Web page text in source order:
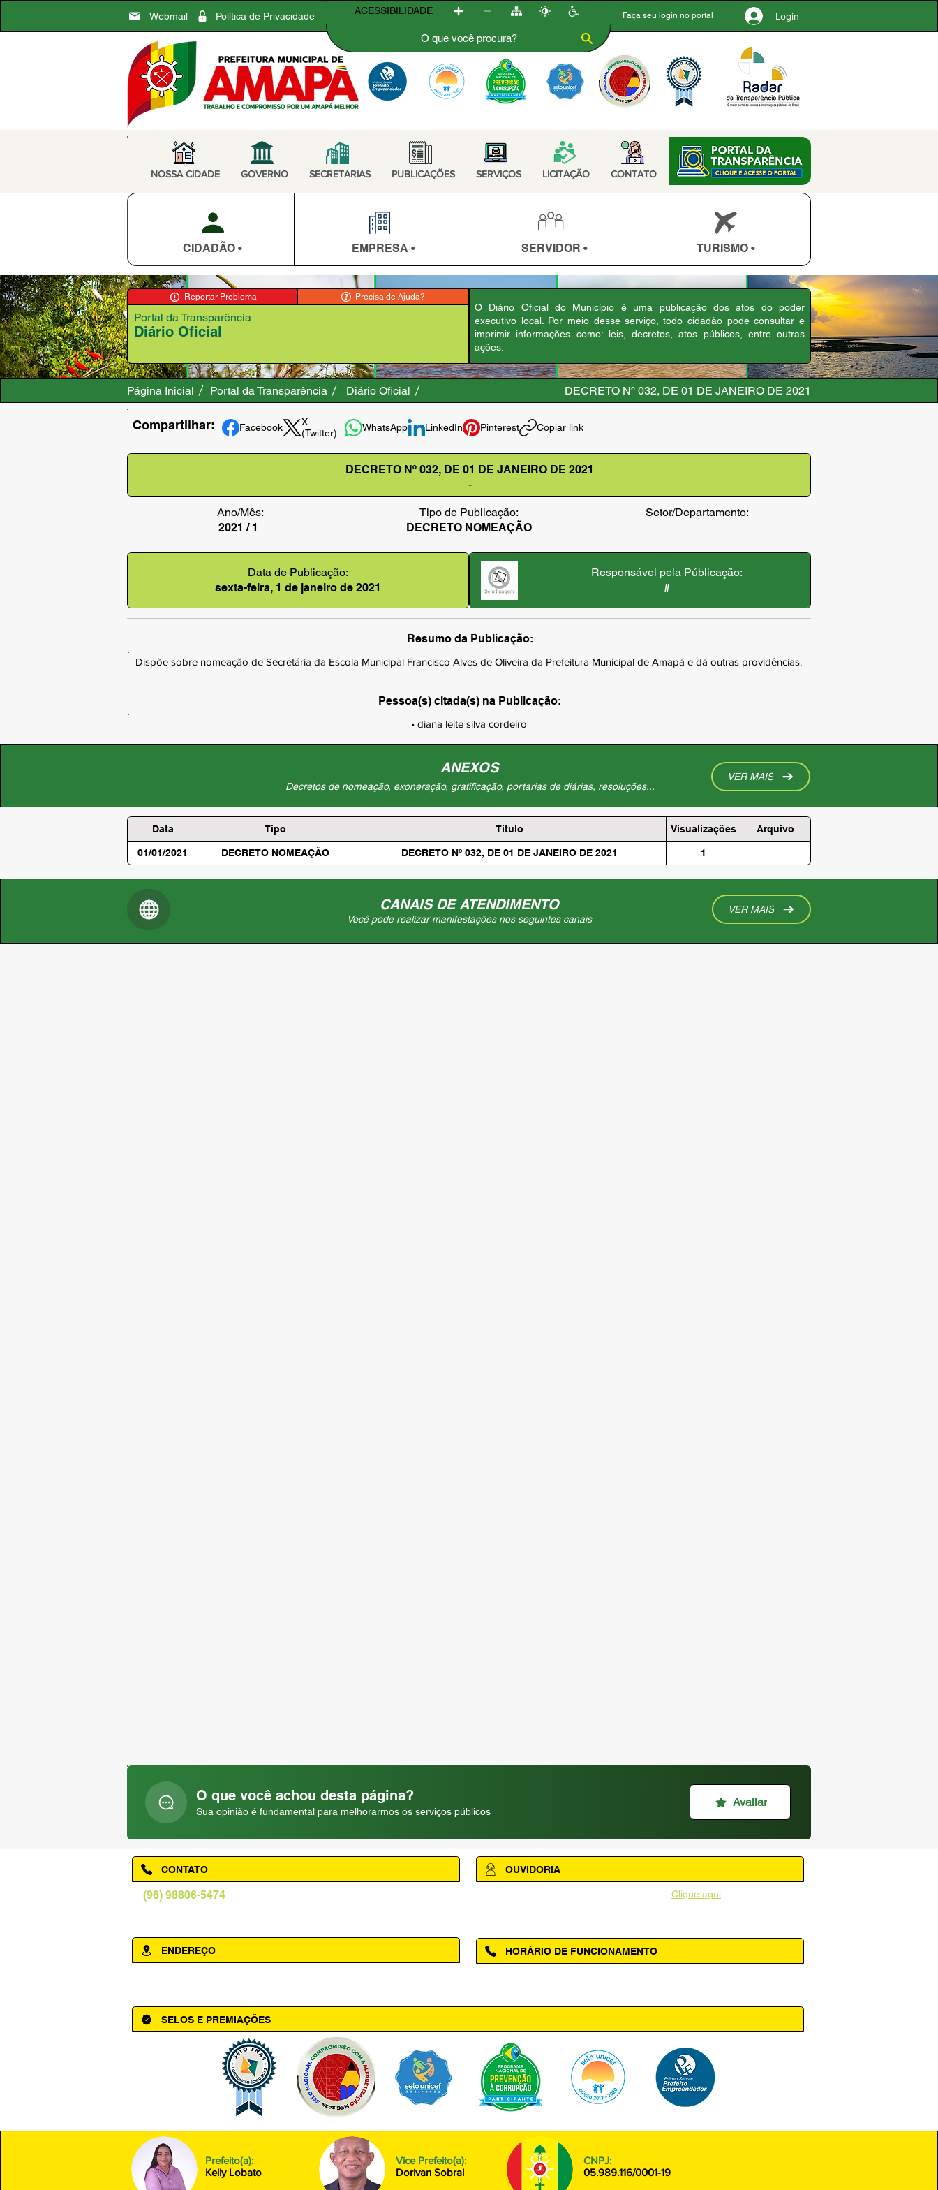
Webmail Política de Privacidade Faça seu login no portal Login
ACESSIBILIDADE
NOSSA CIDADE GOVERNO SECRETARIAS PUBLICAÇÕES SERVIÇOS LICITAÇÃO CONTATO
CIDADÃO • EMPRESA • SERVIDOR • TURISMO •
Reportar Problema Precisa de Ajuda?
Diário Oficial
Portal da Transparência
O Diário Oficial do Município é uma publicação dos atos do poder
executivo local. Por meio desse serviço, todo cidadão pode consultar e
imprimir informações como: leis, decretos, atos públicos, entre outras
ações.
Página Inicial Portal da Transparência Diário Oficial DECRETO Nº 032, DE 01 DE JANEIRO DE 2021
Compartilhar: Facebook
X
(Twitter)
WhatsApp LinkedIn Pinterest Copiar link
DECRETO Nº 032, DE 01 DE JANEIRO DE 2021
-
Ano/Mês:
2021 / 1
Tipo de Publicação:
DECRETO NOMEAÇÃO
Setor/Departamento:
Data de Publicação:
sexta-feira, 1 de janeiro de 2021
Responsável pela Públicação:
#
Resumo da Publicação:
Dispõe sobre nomeação de Secretária da Escola Municipal Francisco Alves de Oliveira da Prefeitura Municipal de Amapá e dá outras providências.
Pessoa(s) citada(s) na Publicação:
• diana leite silva cordeiro
ANEXOS
Decretos de nomeação, exoneração, gratificação, portarias de diárias, resoluções...
VER MAIS
Data Tipo Titulo Visualizações Arquivo
01/01/2021 DECRETO NOMEAÇÃO DECRETO Nº 032, DE 01 DE JANEIRO DE 2021 1
CANAIS DE ATENDIMENTO
Você pode realizar manifestações nos seguintes canais
VER MAIS
O que você achou desta página?
Sua opinião é fundamental para melhorarmos os serviços públicos
Avaliar
(96) 98806-5474
CONTATO
ENDEREÇO
Clique aqui
OUVIDORIA
HORÁRIO DE FUNCIONAMENTO
SELOS E PREMIAÇÕES
Prefeito(a):
Kelly Lobato
Vice Prefeito(a):
Dorivan Sobral
CNPJ:
05.989.116/0001-19